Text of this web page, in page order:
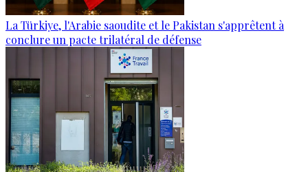
La Türkiye, l'Arabie saoudite et le Pakistan s'apprêtent à
conclure un pacte trilatéral de défense